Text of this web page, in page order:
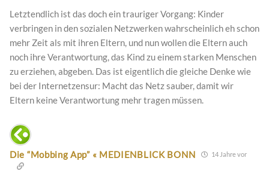
Letztendlich ist das doch ein trauriger Vorgang: Kinder
verbringen in den sozialen Netzwerken wahrscheinlich eh schon
mehr Zeit als mit ihren Eltern, und nun wollen die Eltern auch
noch ihre Verantwortung, das Kind zu einem starken Menschen
zu erziehen, abgeben. Das ist eigentlich die gleiche Denke wie
bei der Internetzensur: Macht das Netz sauber, damit wir
Eltern keine Verantwortung mehr tragen müssen.
Die “Mobbing App” « MEDIENBLICK BONN 14 Jahre vor